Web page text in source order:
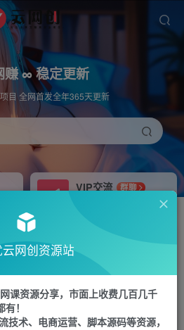
赚 ∞ 稳定更新
目 全网首发全年365天更新
VIP交流
群聊
研究探讨更多创业项目路子。
推荐
书无货源电商【保姆级教程
网创资源站
课资源分享，市面上收费几百几千
！
技术、电商运营、脚本源码等资源，